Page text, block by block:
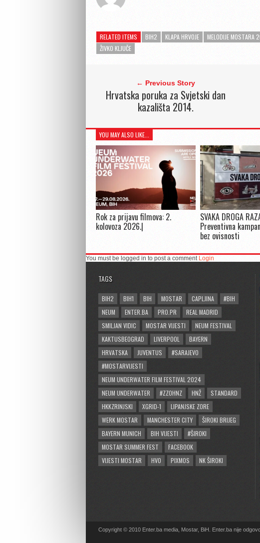
RELATED ITEMS BIH2 KLAPA HRVOJE MELODIJE MOSTARA
ŽIVKO KLJUČE
← Previous Story
Hrvatska poruka za Svjetski dan
kazališta 2014.
YOU MAY ALSO LIKE...
Rok za prijavu filmova: 2.
kolovoza 2026.|
SVAKA DROGA
Preventivna
bez ovisnosti
You must be logged in to post a comment Login
TAGS
BIH2 BIH1 BIH MOSTAR CAPLJINA
#BIH
NEUM
ENTER.BA PRO.PR
REAL MADRID
SMILJAN VIDIC
MOSTAR VIJESTI
NEUM FESTIVAL
KAKTUSBEOGRAD
LIVERPOOL
BAYERN
HRVATSKA
JUVENTUS
#SARAJEVO
#MOSTARVIJESTI
NEUM UNDERWATER FILM FESTIVAL 2024
NEUM UNDERWATER
#ZZOHNZ HNŽ
STANDARD
HKKZRINJSKI
XGRID-1
LIPANJSKE ZORE
WERK MOSTAR
MANCHESTER CITY
ŠIROKI BRIJEG
BAYERN MUNICH
BIH VIJESTI
#ŠIROKI
MOSTAR SUMMER FEST
FACEBOOK
VIJESTI MOSTAR
HVO PIXMOS NK ŠIROKI
Copyright © 2010 Enter.ba media, Mostar, BiH. Enter.ba nije